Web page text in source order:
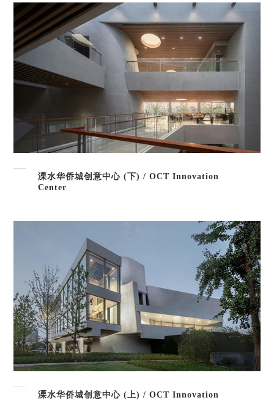
溧水华侨城创意中心 (下) / OCT Innovation
Center
溧水华侨城创意中心 (上) / OCT Innovation